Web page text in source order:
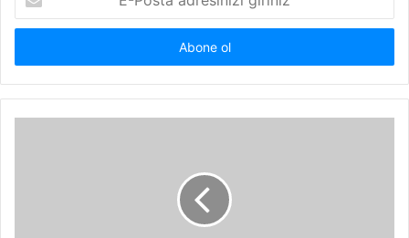
Posta
adresinizi